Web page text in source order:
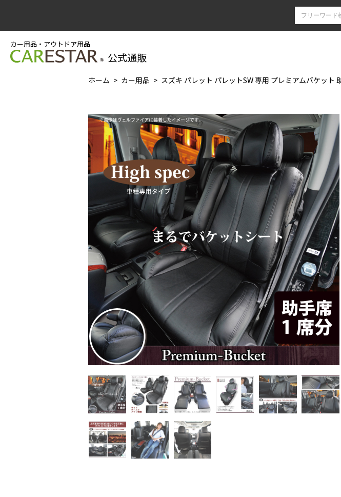
カー用品・アウトドア用品
公式通販
ホーム カー用品 スズキ パレット パレットSW 専用 プレミアムバケッ